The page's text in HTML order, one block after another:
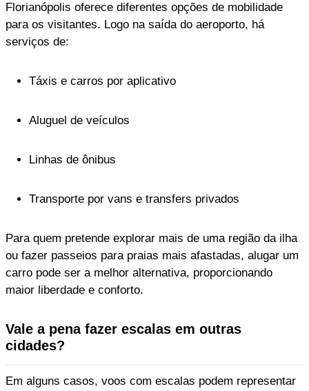
Florianópolis oferece diferentes opções de mobilidade
para os visitantes. Logo na saída do aeroporto, há
serviços de:
Táxis e carros por aplicativo
Aluguel de veículos
Linhas de ônibus
Transporte por vans e transfers privados
Para quem pretende explorar mais de uma região da ilha
ou fazer passeios para praias mais afastadas, alugar um
carro pode ser a melhor alternativa, proporcionando
maior liberdade e conforto.
Vale a pena fazer escalas em outras
cidades?
Em alguns casos, voos com escalas podem representar